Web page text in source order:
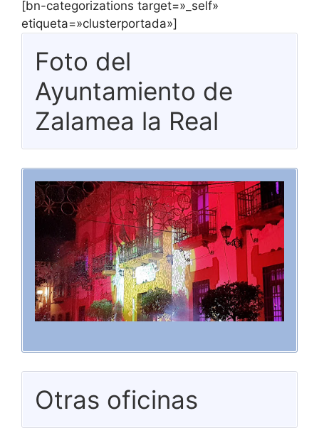
[bn-categorizations target=»_self»
etiqueta=»clusterportada»]
Foto del
Ayuntamiento de
Zalamea la Real
Otras oficinas